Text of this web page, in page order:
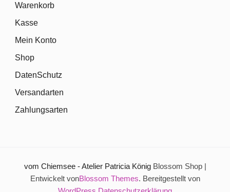
Warenkorb
Kasse
Mein Konto
Shop
DatenSchutz
Versandarten
Zahlungsarten
vom Chiemsee - Atelier Patricia König Blossom Shop |
Entwickelt vonBlossom Themes. Bereitgestellt von